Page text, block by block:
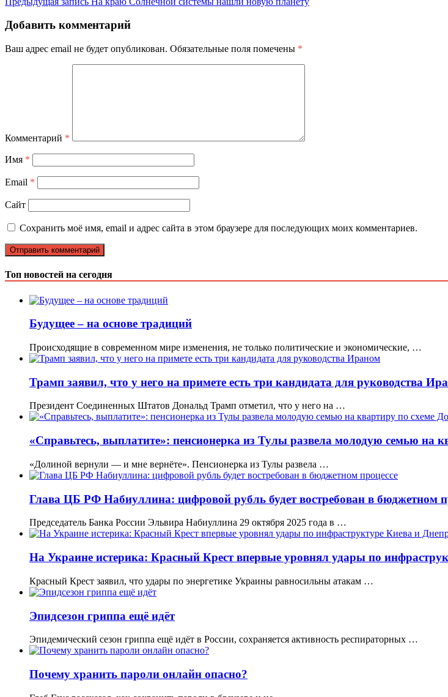
Добавить комментарий
Ваш адрес email не будет опубликован. Обязательные поля помечены *
Комментарий *
Имя *
Email *
Сайт
Сохранить моё имя, email и адрес сайта в этом браузере для последующих моих комментариев.
Топ новостей на сегодня
Будущее – на основе традиций
Происходящие в современном мире изменения, не только политические и экономические, …
Трамп заявил, что у него на примете есть три кандидата для руководства
Президент Соединенных Штатов Дональд Трамп отметил, что у него на …
«Справьтесь, выплатите»: пенсионерка из Тулы развела молодую семью на
«Долиной вернули — и мне вернёте». Пенсионерка из Тулы развела …
Глава ЦБ РФ Набиуллина: цифровой рубль будет востребован в бюджетном
Председатель Банка России Эльвира Набиуллина 29 октября 2025 года в …
На Украине истерика: Красный Крест впервые уровнял удары по
Красный Крест заявил, что удары по энергетике Украины равносильны атакам …
Эпидсезон гриппа ещё идёт
Эпидемический сезон гриппа ещё идёт в России, сохраняется активность респираторных …
Почему хранить пароли онлайн опасно?